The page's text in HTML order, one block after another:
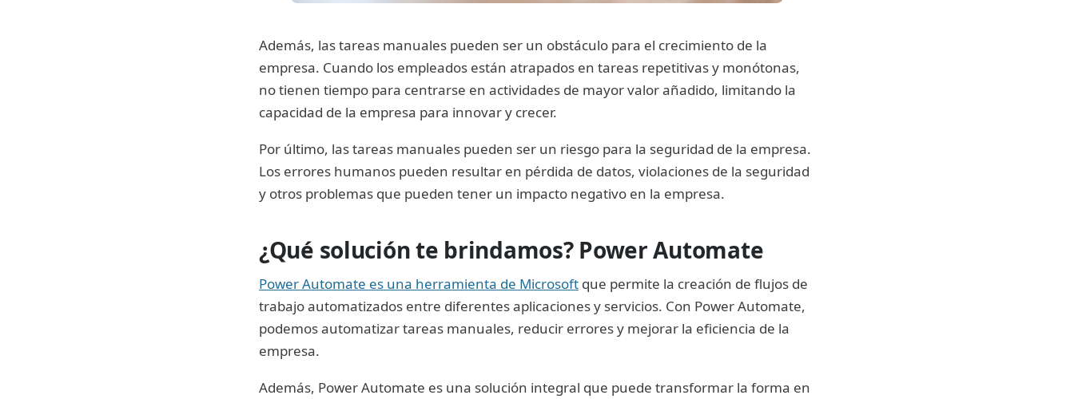
Además, las tareas manuales pueden ser un obstáculo para el crecimiento de la
empresa. Cuando los empleados están atrapados en tareas repetitivas y monótonas,
no tienen tiempo para centrarse en actividades de mayor valor añadido, limitando la
capacidad de la empresa para innovar y crecer.
Por último, las tareas manuales pueden ser un riesgo para la seguridad de la empresa.
Los errores humanos pueden resultar en pérdida de datos, violaciones de la seguridad
y otros problemas que pueden tener un impacto negativo en la empresa.
¿Qué solución te brindamos? Power Automate
Power Automate es una herramienta de Microsoft que permite la creación de flujos de
trabajo automatizados entre diferentes aplicaciones y servicios. Con Power Automate,
podemos automatizar tareas manuales, reducir errores y mejorar la eficiencia de la
empresa.
Además, Power Automate es una solución integral que puede transformar la forma en